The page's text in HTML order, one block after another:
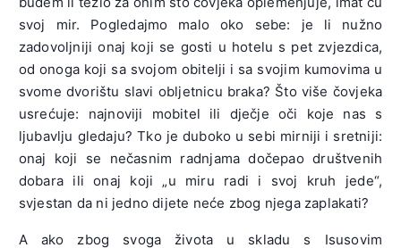
svoj mir. Pogledajmo malo oko sebe: je li nužno
zadovoljniji onaj koji se gosti u hotelu s pet zvjezdica,
od onoga koji sa svojom obitelji i sa svojim kumovima u
svome dvorištu slavi obljetnicu braka? Što više čovjeka
usrećuje: najnoviji mobitel ili dječje oči koje nas s
ljubavlju gledaju? Tko je duboko u sebi mirniji i sretniji:
onaj koji se nečasnim radnjama dočepao društvenih
dobara ili onaj koji „u miru radi i svoj kruh jede“,
svjestan da ni jedno dijete neće zbog njega zaplakati?
A ako zbog svoga života u skladu s Isusovim